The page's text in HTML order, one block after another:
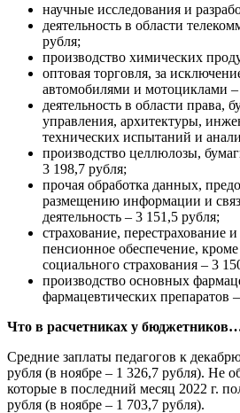
научные исследования и
деятельность в области
рубля;
производство химических
оптовая торговля, за
автомобилями и мотоциклами –
деятельность в области права,
управления, архитектуры,
технических испытаний и
производство целлюлозы,
3 198,7 рубля;
прочая обработка данных,
размещению информации и
деятельность – 3 151,5 рубля;
страхование, перестрахование
пенсионное обеспечение, кроме
социального страхования – 3
производство основных
фармацевтических препаратов
Что в расчетниках у
Средние заплаты педагогов к
рубля (в ноябре – 1 326,7 рубля). Не
которые в последний месяц 2022 г.
рубля (в ноябре – 1 703,7 рубля).